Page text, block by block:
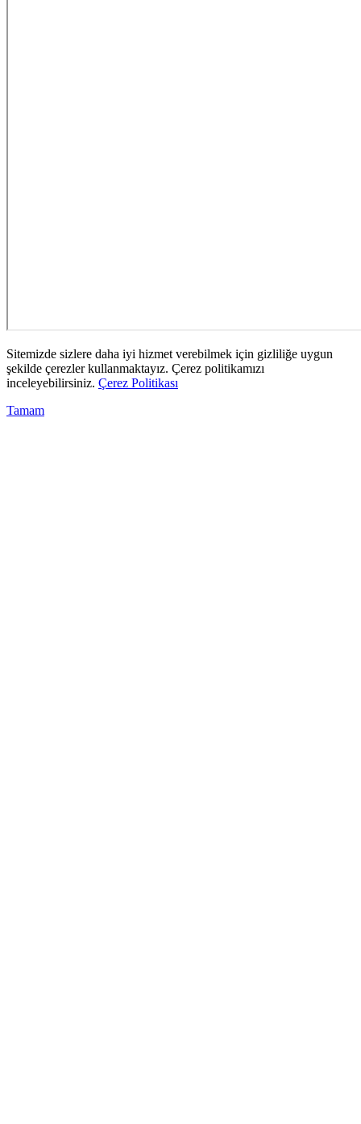
Sitemizde sizlere daha iyi hizmet verebilmek için gizliliğe uygun
şekilde çerezler kullanmaktayız. Çerez politikamızı
inceleyebilirsiniz. Çerez Politikası
Tamam